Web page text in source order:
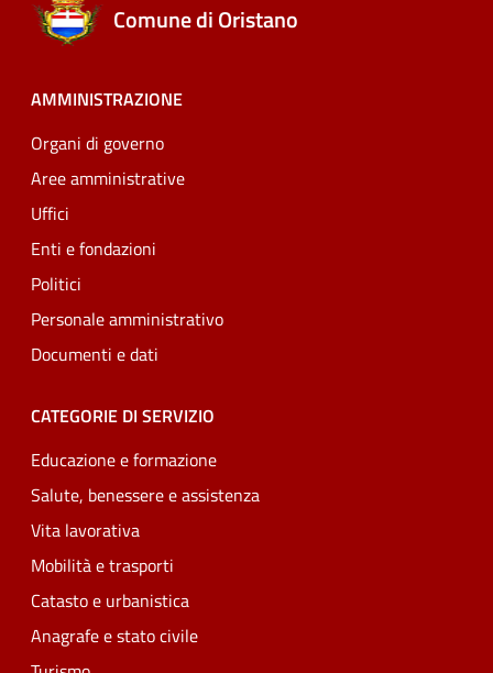
Comune di Oristano
AMMINISTRAZIONE
Organi di governo
Aree amministrative
Uffici
Enti e fondazioni
Politici
Personale amministrativo
Documenti e dati
CATEGORIE DI SERVIZIO
Educazione e formazione
Salute, benessere e assistenza
Vita lavorativa
Mobilità e trasporti
Catasto e urbanistica
Anagrafe e stato civile